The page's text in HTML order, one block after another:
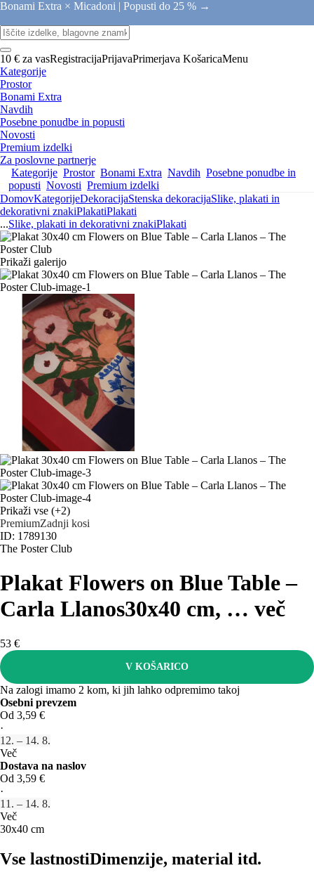
Bonami Extra × Micadoni | Popusti do 25 % →
10 € za vasRegistracijaPrijavaPrimerjava KošaricaMenu
Kategorije
Prostor
Bonami Extra
Navdih
Posebne ponudbe in popusti
Novosti
Premium izdelki
Za poslovne partnerje
Kategorije Prostor Bonami Extra Navdih Posebne ponudbe in
popusti Novosti Premium izdelki
DomovKategorijeDekoracijaStenska dekoracijaSlike, plakati in
dekorativni znakiPlakatiPlakati
...Slike, plakati in dekorativni znakiPlakati
Prikaži galerijo
Prikaži vse (+2)
PremiumZadnji kosi
ID: 1789130
The Poster Club
Plakat Flowers on Blue Table –
Carla Llanos30x40 cm, … več
53 €
V KOŠARICO
Na zalogi imamo 2 kom, ki jih lahko odpremimo takoj
Osebni prevzem
Od 3,59 €
·
12. – 14. 8.
Več
Dostava na naslov
Od 3,59 €
·
11. – 14. 8.
Več
30x40 cm
Vse lastnostiDimenzije, material itd.